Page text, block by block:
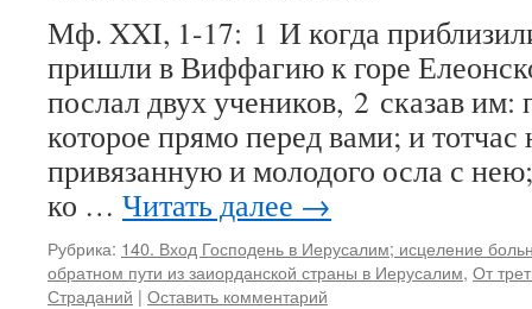
Мф. XXI, 1-17: 1 И когда
пришли в Виффагию к горе
послал двух учеников, 2 сказав им:
которое прямо перед вами; и тотчас
привязанную и молодого осла с
ко … Читать далее →
Рубрика: 140. Вход Господень в Иерусалим; исцеление
обратном пути из заиорданской страны в Иерусалим, От
Страданий | Оставить комментарий